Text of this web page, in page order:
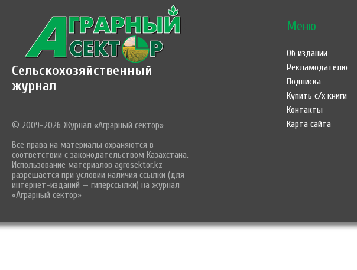
Сельскохозяйственный
журнал
© 2009-2026 Журнал «Аграрный сектор»
Все права на материалы охраняются в
соответствии с законодательством Казахстана.
Использование материалов agrosektor.kz
разрешается при условии наличия ссылки (для
интернет-изданий — гиперссылки) на журнал
«Аграрный сектор»
Меню
Об издании
Рекламодателю
Подписка
Купить с/х книги
Контакты
Карта сайта